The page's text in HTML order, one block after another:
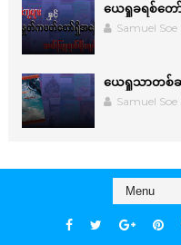
ယေရှုခရစ်တေ
Samuel
ယေရှုသာတစ်
Samuel